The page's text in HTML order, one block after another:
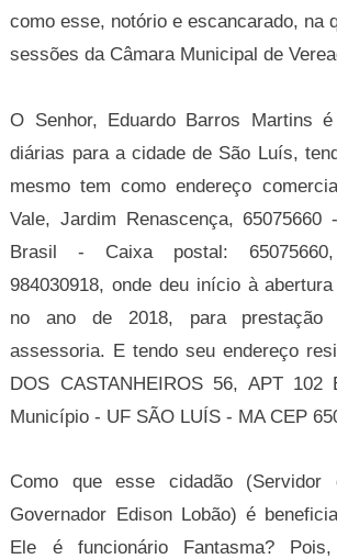
como esse, notório e escancarado, na
sessões da Câmara Municipal de
O Senhor, Eduardo Barros Martins
diárias para a cidade de São Luís,
mesmo tem como endereço
Vale, Jardim Renascença,
Brasil - Caixa postal:
984030918, onde deu início à
no ano de 2018, para prestação
assessoria. E tendo seu endereço
DOS CASTANHEIROS 56, APT 102
Município - UF SÃO LUÍS - MA CEP
Como que esse cidadão (Servidor
Governador Edison Lobão) é
Ele é funcionário Fantasma?